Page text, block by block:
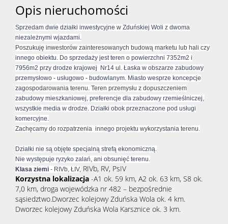
Opis nieruchomości
Sprzedam dwie działki inwestycyjne w Zduńskiej Woli z dwoma
niezależnymi wjazdami.
Poszukuję inwestorów zainteresowanych budową marketu lub hali czy
innego obiektu. Do sprzedaży jest teren o powierzchni 7352m2 i
7956m2 przy drodze krajowej Nr14 ul. Łaska w obszarze zabudowy
przemysłowo - usługowo - budowlanym. Miasto wesprze koncepcje
zagospodarowania terenu. Teren przemysłu z dopuszczeniem
zabudowy mieszkaniowej, preferencje dla zabudowy rzemieślniczej,
wszystkie media w drodze. Działki obok przeznaczone pod usługi
komercyjne.
Zachęcamy do rozpatrzenia innego projektu wykorzystania terenu.
Działki nie są objęte specjalną strefą ekonomiczną.
Nie występuje ryzyko zalań, ani obsunięć terenu.
Klasa ziemi - RIVb, ŁIV, RIVb, RV, PsIV
Korzystna lokalizacja -A1 ok. 59 km, A2 ok. 63 km, S8 ok.
7,0 km, droga wojewódzka nr 482 – bezpośrednie
sąsiedztwo.Dworzec kolejowy Zduńska Wola ok. 4 km.
Dworzec kolejowy Zduńska Wola Karsznice ok. 3 km.